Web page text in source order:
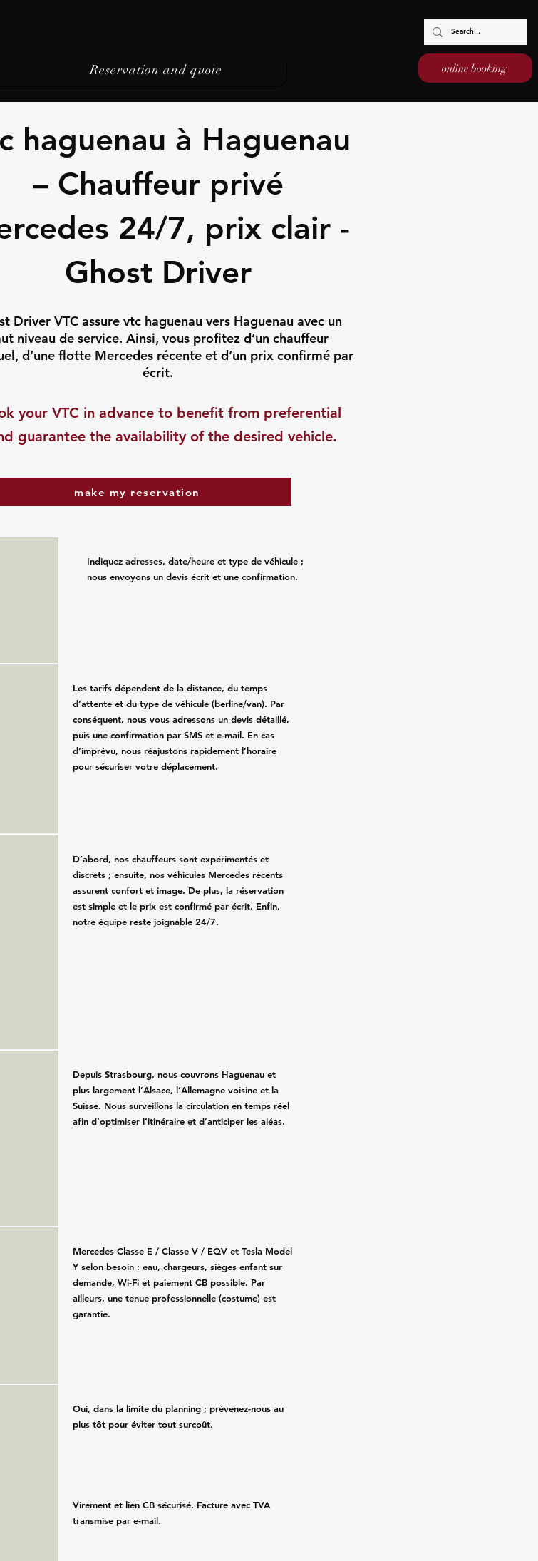
Reservation and quote online booking
haguenau à Haguenau
– Chauffeur privé
24/7, prix clair -
Ghost Driver
Driver VTC assure vtc haguenau vers Haguenau avec un
niveau de service. Ainsi, vous profitez d’un chauffeur
d’une flotte Mercedes récente et d’un prix confirmé par
écrit.
your VTC in advance to benefit from preferential
guarantee the availability of the desired vehicle.
make my reservation
Indiquez adresses, date/heure et type de véhicule ;
nous envoyons un devis écrit et une confirmation.
Les tarifs dépendent de la distance, du temps
d’attente et du type de véhicule (berline/van). Par
conséquent, nous vous adressons un devis détaillé,
puis une confirmation par SMS et e-mail. En cas
d’imprévu, nous réajustons rapidement l’horaire
pour sécuriser votre déplacement.
D’abord, nos chauffeurs sont expérimentés et
discrets ; ensuite, nos véhicules Mercedes récents
assurent confort et image. De plus, la réservation
est simple et le prix est confirmé par écrit. Enfin,
notre équipe reste joignable 24/7.
Depuis Strasbourg, nous couvrons Haguenau et
plus largement l’Alsace, l’Allemagne voisine et la
Suisse. Nous surveillons la circulation en temps réel
afin d’optimiser l’itinéraire et d’anticiper les aléas.
Mercedes Classe E / Classe V / EQV et Tesla Model
Y selon besoin : eau, chargeurs, sièges enfant sur
demande, Wi-Fi et paiement CB possible. Par
ailleurs, une tenue professionnelle (costume) est
garantie.
Oui, dans la limite du planning ; prévenez-nous au
plus tôt pour éviter tout surcoût.
Virement et lien CB sécurisé. Facture avec TVA
transmise par e-mail.